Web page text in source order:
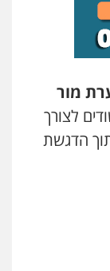
מעצרים
מע"מ
מור
לצורך
הדגשת